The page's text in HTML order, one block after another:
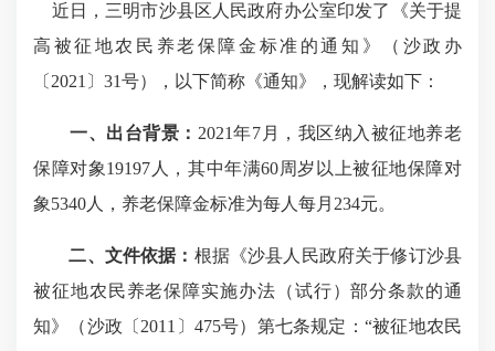
近日，三明市沙县区人民政府办公室印发了《关于提
高被征地农民养老保障金标准的通知》（沙政办
〔2021〕31号），以下简称《通知》，现解读如下：
一、出台背景： 2021年7月，我区纳入被征地养老
保障对象19197人，其中年满60周岁以上被征地保障对
象5340人，养老保障金标准为每人每月234元。
二、文件依据： 根据《沙县人民政府关于修订沙县
被征地农民养老保障实施办法（试行）部分条款的通
知》（沙政〔2011〕475号）第七条规定：“被征地农民